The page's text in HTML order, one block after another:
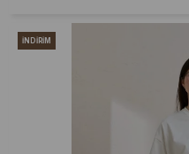
İNDIRIM